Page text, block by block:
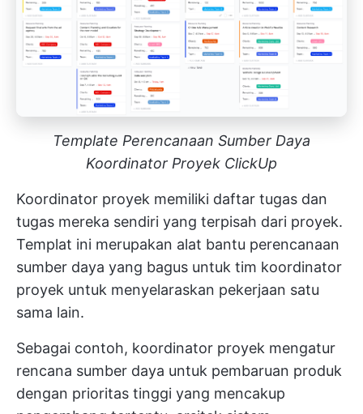
Template Perencanaan Sumber Daya
Koordinator Proyek ClickUp
Koordinator proyek memiliki daftar tugas dan
tugas mereka sendiri yang terpisah dari proyek.
Templat ini merupakan alat bantu perencanaan
sumber daya yang bagus untuk tim koordinator
proyek untuk menyelaraskan pekerjaan satu
sama lain.
Sebagai contoh, koordinator proyek mengatur
rencana sumber daya untuk pembaruan produk
dengan prioritas tinggi yang mencakup